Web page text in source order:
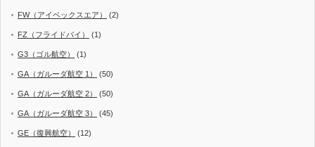
FW（アイベックスエア） (2)
FZ（フライドバイ） (1)
G3（ゴル航空） (1)
GA（ガルーダ航空 1） (50)
GA（ガルーダ航空 2） (50)
GA（ガルーダ航空 3） (45)
GE（復興航空） (12)